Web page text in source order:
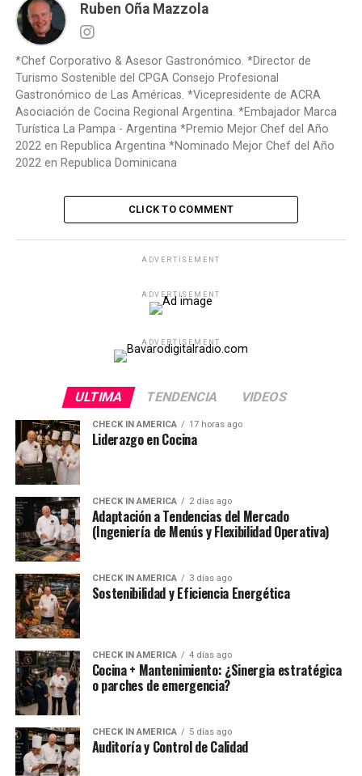
Ruben Oña Mazzola
*Chef Corporativo & Asesor Gastronómico. *Director de
Turismo Sostenible del CPGA Consejo Profesional
Gastronómico de Las Américas. *Vicepresidente de ACRA
Asociación de Cocina Regional Argentina. *Embajador Marca
Turística La Pampa - Argentina *Premio Mejor Chef del Año
2022 en Republica Argentina *Nominado Mejor Chef del Año
2022 en Republica Dominicana
CLICK TO COMMENT
ADVERTISEMENT
ADVERTISEMENT
ADVERTISEMENT
ULTIMA TENDENCIA VIDEOS
CHECK IN AMERICA 17 horas ago
Liderazgo en Cocina
CHECK IN AMERICA 2 días ago
Adaptación a Tendencias del Mercado
(Ingeniería de Menús y Flexibilidad Operativa)
CHECK IN AMERICA 3 días ago
Sostenibilidad y Eficiencia Energética
CHECK IN AMERICA 4 días ago
Cocina + Mantenimiento: ¿Sinergia estratégica
o parches de emergencia?
CHECK IN AMERICA 5 días ago
Auditoría y Control de Calidad